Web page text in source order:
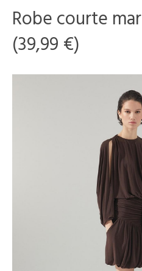
Robe courte
(39,99 €)